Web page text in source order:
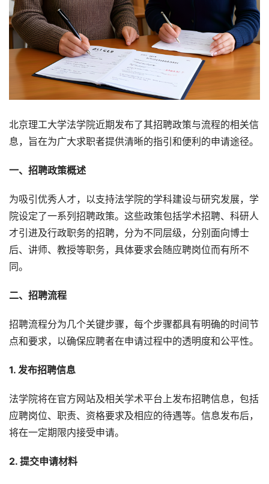
北京理工大学法学院近期发布了其招聘政策与流程的相关信
息，旨在为广大求职者提供清晰的指引和便利的申请途径。
一、招聘政策概述
为吸引优秀人才，以支持法学院的学科建设与研究发展，学
院设定了一系列招聘政策。这些政策包括学术招聘、科研人
才引进及行政职务的招聘，分为不同层级，分别面向博士
后、讲师、教授等职务，具体要求会随应聘岗位而有所不
同。
二、招聘流程
招聘流程分为几个关键步骤，每个步骤都具有明确的时间节
点和要求，以确保应聘者在申请过程中的透明度和公平性。
1. 发布招聘信息
法学院将在官方网站及相关学术平台上发布招聘信息，包括
应聘岗位、职责、资格要求及相应的待遇等。信息发布后，
将在一定期限内接受申请。
2. 提交申请材料